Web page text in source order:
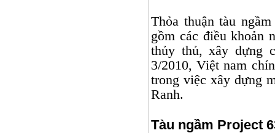
Thỏa thuận tàu
gồm các điều khoản
thủy thủ, xây dựng
3/2010, Việt nam
trong việc xây dựng
Ranh.
Tàu ngầm Project